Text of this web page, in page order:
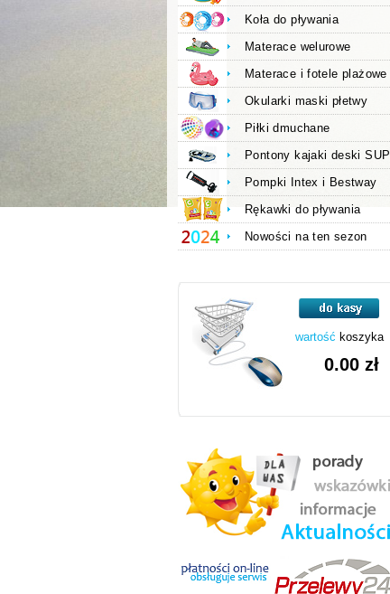
Koła do pływania
Materace welurowe
Materace i fotele plażowe
Okularki maski płetwy
Piłki dmuchane
Pontony kajaki deski SUP
Pompki Intex i Bestway
Rękawki do pływania
Nowości na ten sezon
wartość koszyka
0.00 zł